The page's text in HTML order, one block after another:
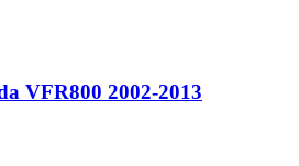
VFR800 2002-2013